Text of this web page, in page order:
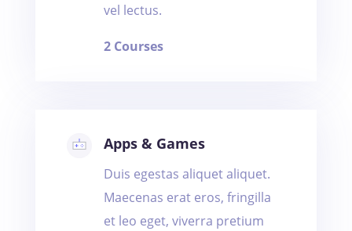
vel lectus.
2 Courses
Apps & Games
Duis egestas aliquet aliquet.
Maecenas erat eros, fringilla
et leo eget, viverra pretium